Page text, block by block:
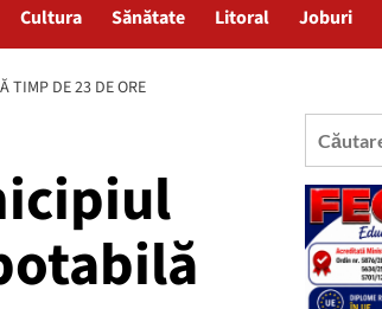
Cultura Sănătate Litoral Joburi
TIMP DE 23 DE ORE
Caută